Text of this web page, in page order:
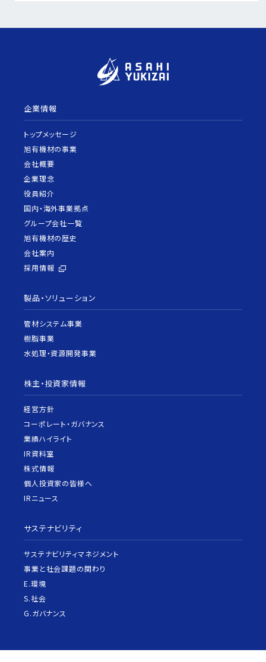
企業情報
トップメッセージ
旭有機材の事業
会社概要
企業理念
役員紹介
国内・海外事業拠点
グループ会社一覧
旭有機材の歴史
会社案内
採用情報
製品・ソリューション
管材システム事業
樹脂事業
水処理・資源開発事業
株主・投資家情報
経営方針
コーポレート・ガバナンス
業績ハイライト
IR資料室
株式情報
個人投資家の皆様へ
IRニュース
サステナビリティ
サステナビリティマネジメント
事業と社会課題の関わり
E.環境
S.社会
G.ガバナンス